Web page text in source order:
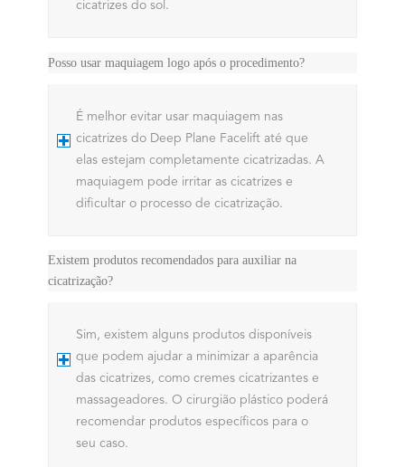
cicatrizes do sol.
Posso usar maquiagem logo após o procedimento?
É melhor evitar usar maquiagem nas
cicatrizes do Deep Plane Facelift até que
elas estejam completamente cicatrizadas. A
maquiagem pode irritar as cicatrizes e
dificultar o processo de cicatrização.
Existem produtos recomendados para auxiliar na
cicatrização?
Sim, existem alguns produtos disponíveis
que podem ajudar a minimizar a aparência
das cicatrizes, como cremes cicatrizantes e
massageadores. O cirurgião plástico poderá
recomendar produtos específicos para o
seu caso.